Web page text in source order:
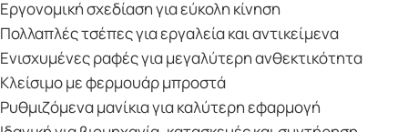
Εργονομική σχεδίαση για εύκολη κίνηση
Πολλαπλές τσέπες για εργαλεία και αντικείμενα
Ενισχυμένες ραφές για μεγαλύτερη ανθεκτικότητα
Κλείσιμο με φερμουάρ μπροστά
Ρυθμιζόμενα μανίκια για καλύτερη εφαρμογή